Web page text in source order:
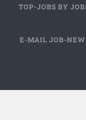
TOP-JOBS BY
E-MAIL JOB-